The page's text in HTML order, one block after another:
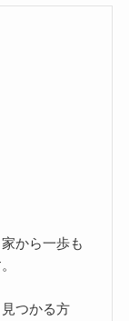
から一歩も
つかる方